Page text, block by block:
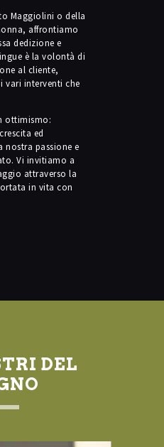
Maggiolini o della
affrontiamo
dedizione e
è la volontà di
al cliente,
vari interventi che
ottimismo:
ed
passione e
Vi invitiamo a
attraverso la
in vita con
DEL